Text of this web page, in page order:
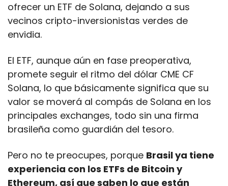
ofrecer un ETF de Solana, dejando a sus
vecinos cripto-inversionistas verdes de
envidia.
El ETF, aunque aún en fase preoperativa,
promete seguir el ritmo del dólar CME CF
Solana, lo que básicamente significa que su
valor se moverá al compás de Solana en los
principales exchanges, todo sin una firma
brasileña como guardián del tesoro.
Pero no te preocupes, porque Brasil ya tiene
experiencia con los ETFs de Bitcoin y
Ethereum, así que saben lo que están